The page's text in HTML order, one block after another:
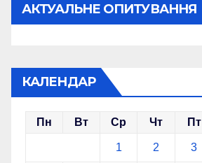
АКТУАЛЬНЕ ОПИТУВАННЯ
КАЛЕНДАР
Пн Вт Ср Чт Пт
1 2 3